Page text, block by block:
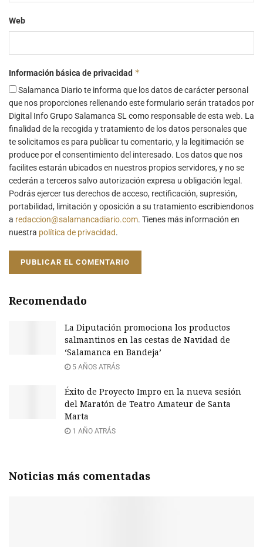
Web
Información básica de privacidad *
Salamanca Diario te informa que los datos de carácter personal
que nos proporciones rellenando este formulario serán tratados por
Digital Info Grupo Salamanca SL como responsable de esta web. La
finalidad de la recogida y tratamiento de los datos personales que
te solicitamos es para publicar tu comentario, y la legitimación se
produce por el consentimiento del interesado. Los datos que nos
facilites estarán ubicados en nuestros propios servidores, y no se
cederán a terceros salvo autorización expresa u obligación legal.
Podrás ejercer tus derechos de acceso, rectificación, supresión,
portabilidad, limitación y oposición a su tratamiento escribiendonos
a redaccion@salamancadiario.com. Tienes más información en
nuestra política de privacidad.
Recomendado
La Diputación promociona los productos
salmantinos en las cestas de Navidad de
‘Salamanca en Bandeja’
5 AÑOS ATRÁS
Éxito de Proyecto Impro en la nueva sesión
del Maratón de Teatro Amateur de Santa
Marta
1 AÑO ATRÁS
Noticias más comentadas